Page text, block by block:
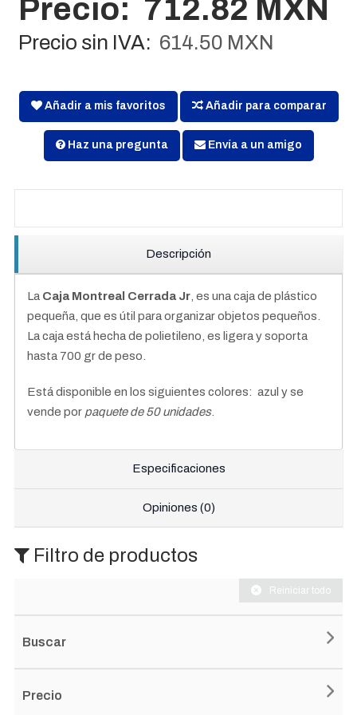
Precio: 712.82 MXN
Precio sin IVA: 614.50 MXN
Añadir a mis favoritos Añadir para comparar
Haz una pregunta Envía a un amigo
Descripción
La Caja Montreal Cerrada Jr , es una caja de plástico
pequeña, que es útil para organizar objetos pequeños.
La caja está hecha de polietileno, es ligera y soporta
hasta 700 gr de peso.
Está disponible en los siguientes colores: azul y se
vende por paquete de 50 unidades.
Especificaciones
Opiniones (0)
Filtro de productos
Reiniciar todo
Buscar
Precio